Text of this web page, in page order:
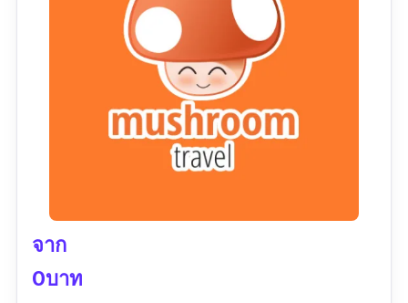
Contact : https://line.me/ti/p/~plan-
เบอร์โทร :02 416 1537 ,084 388 9022
เวลาทำการ :จันทร์ - ศุกร์ 09:00–18:00 น.
ด้านการท่องเที่ยว”
จาก
0บาท